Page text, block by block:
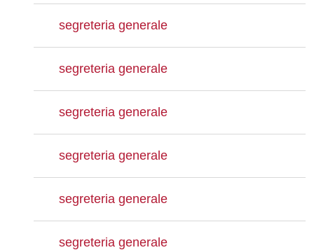
segreteria generale
segreteria generale
segreteria generale
segreteria generale
segreteria generale
segreteria generale